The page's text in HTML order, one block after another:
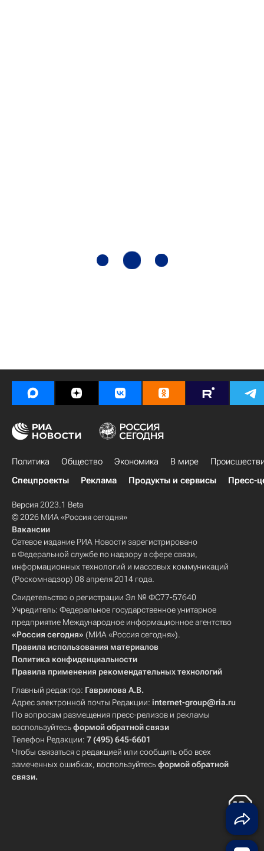
Политика Общество Экономика В мире
Спецпроекты
Реклама Продукты и сервисы Пресс-
Версия 2023.1 Beta
© 2026 МИА «Россия сегодня»
Вакансии
Сетевое издание РИА Новости зарегистрировано
в Федеральной службе по надзору в сфере связи,
информационных технологий и массовых коммуникаций
(Роскомнадзор) 08 апреля 2014 года.
Свидетельство о регистрации Эл № ФС77-57640
Учредитель: Федеральное государственное унитарное
предприятие Международное информационное агентство
«Россия сегодня» (МИА «Россия сегодня»).
Правила использования материалов
Политика конфиденциальности
Правила применения рекомендательных технологий
Главный редактор: Гаврилова А.В.
Адрес электронной почты Редакции: internet-group@ria.ru
По вопросам размещения пресс-релизов и рекламы
воспользуйтесьформой обратной связи
Телефон Редакции: 7 (495) 645-6601
Чтобы связаться с редакцией или сообщить обо всех
замеченных ошибках, воспользуйтесьформой обратной
связи.